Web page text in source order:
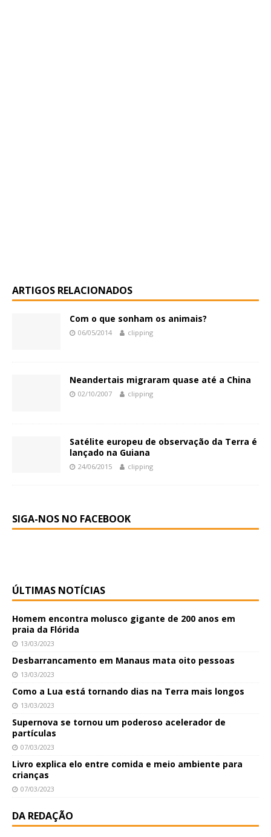
ARTIGOS RELACIONADOS
Com o que sonham os animais?
06/05/2014 clipping
Neandertais migraram quase até a China
02/10/2007 clipping
Satélite europeu de observação da Terra é
lançado na Guiana
24/06/2015 clipping
SIGA-NOS NO FACEBOOK
ÚLTIMAS NOTÍCIAS
Homem encontra molusco gigante de 200 anos em
praia da Flórida
13/03/2023
Desbarrancamento em Manaus mata oito pessoas
13/03/2023
Como a Lua está tornando dias na Terra mais longos
13/03/2023
Supernova se tornou um poderoso acelerador de
partículas
07/03/2023
Livro explica elo entre comida e meio ambiente para
crianças
07/03/2023
DA REDAÇÃO